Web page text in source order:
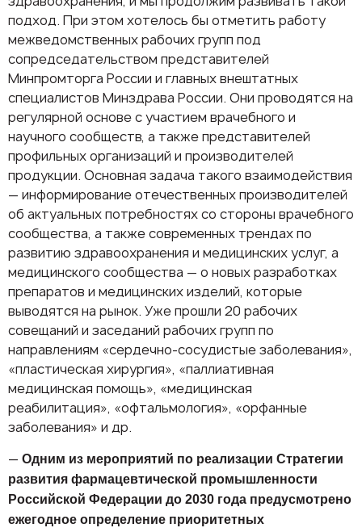
подход. При этом хотелось бы отметить работу
межведомственных рабочих групп под
сопредседательством представителей
Минпромторга России и главных внештатных
специалистов Минздрава России. Они проводятся на
регулярной основе с участием врачебного и
научного сообществ, а также представителей
профильных организаций и производителей
продукции. Основная задача такого взаимодействия
— информирование отечественных производителей
об актуальных потребностях со стороны врачебного
сообщества, а также современных трендах по
развитию здравоохранения и медицинских услуг, а
медицинского сообщества — о новых разработках
препаратов и медицинских изделий, которые
выводятся на рынок. Уже прошли 20 рабочих
совещаний и заседаний рабочих групп по
направлениям «сердечно-сосудистые заболевания»,
«пластическая хирургия», «паллиативная
медицинская помощь», «медицинская
реабилитация», «офтальмология», «орфанные
заболевания» и др.
— Одним из мероприятий по реализации Стратегии
развития фармацевтической промышленности
Российской Федерации до 2030 года предусмотрено
ежегодное определение приоритетных